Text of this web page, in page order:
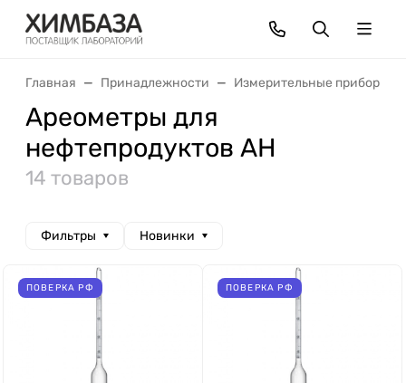
Главная Принадлежности Измерительные приборы
Ареометры для
нефтепродуктов АН
14 товаров
Фильтры Новинки
ПОВЕРКА РФ ПОВЕРКА РФ